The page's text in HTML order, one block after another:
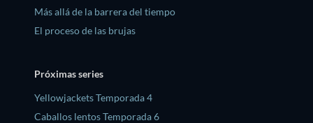
Más allá de la barrera del tiempo
El proceso de las brujas
Próximas series
Yellowjackets Temporada 4
Caballos lentos Temporada 6